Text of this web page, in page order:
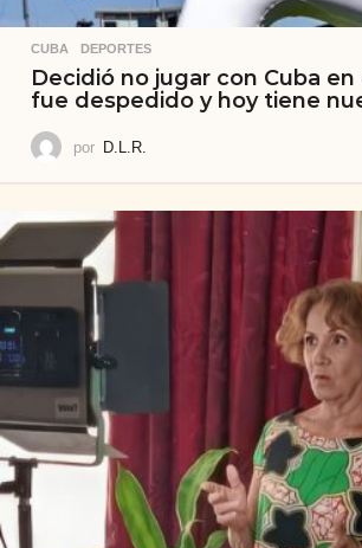
CUBA ,DEPORTES
Decidió no jugar con Cuba en
fue despedido y hoy tiene
por D.L.R.